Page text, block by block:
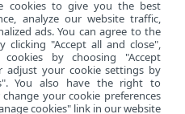
cookies to give you the best
analyze our website traffic,
ads. You can agree to the
clicking "Accept all and close",
cookies by choosing "Accept
adjust your cookie settings by
You also have the right to
your cookie preferences
cookies" link in our website